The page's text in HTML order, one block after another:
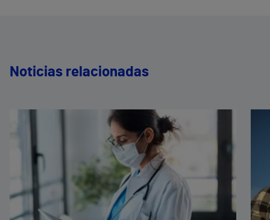
Noticias relacionadas